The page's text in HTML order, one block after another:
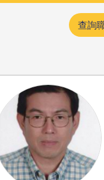
查詢